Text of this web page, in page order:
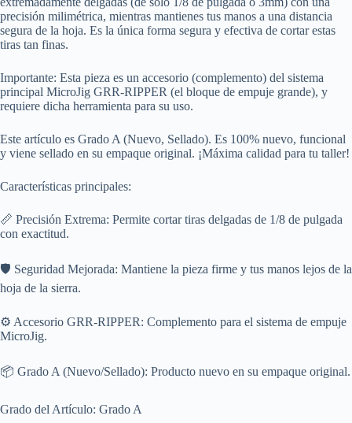
precisión milimétrica, mientras mantienes tus manos a una distancia
segura de la hoja. Es la única forma segura y efectiva de cortar estas
tiras tan finas.
Importante: Esta pieza es un accesorio (complemento) del sistema
principal MicroJig GRR-RIPPER (el bloque de empuje grande), y
requiere dicha herramienta para su uso.
Este artículo es Grado A (Nuevo, Sellado). Es 100% nuevo, funcional
y viene sellado en su empaque original. ¡Máxima calidad para tu taller!
Características principales:
📏 Precisión Extrema: Permite cortar tiras delgadas de 1/8 de pulgada
con exactitud.
🛡️ Seguridad Mejorada: Mantiene la pieza firme y tus manos lejos de la
hoja de la sierra.
⚙️ Accesorio GRR-RIPPER: Complemento para el sistema de empuje
MicroJig.
📦 Grado A (Nuevo/Sellado): Producto nuevo en su empaque original.
Grado del Artículo: Grado A